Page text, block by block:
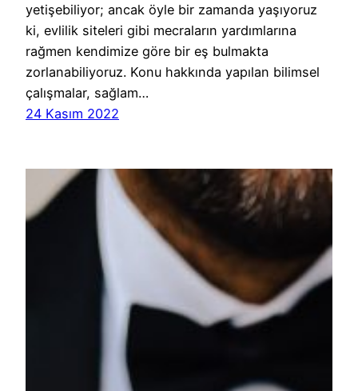
yetişebiliyor; ancak öyle bir zamanda yaşıyoruz
ki, evlilik siteleri gibi mecraların yardımlarına
rağmen kendimize göre bir eş bulmakta
zorlanabiliyoruz. Konu hakkında yapılan bilimsel
çalışmalar, sağlam…
24 Kasım 2022